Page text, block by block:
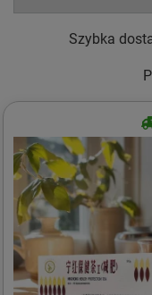
Szybka